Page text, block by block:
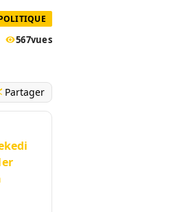
567vues
Partager